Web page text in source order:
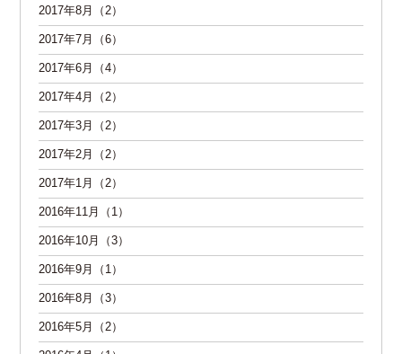
2017年8月（2）
2017年7月（6）
2017年6月（4）
2017年4月（2）
2017年3月（2）
2017年2月（2）
2017年1月（2）
2016年11月（1）
2016年10月（3）
2016年9月（1）
2016年8月（3）
2016年5月（2）